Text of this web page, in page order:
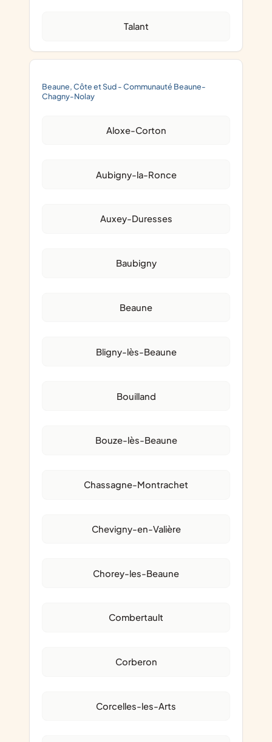
Talant
Beaune, Côte et Sud - Communauté Beaune-
Chagny-Nolay
Aloxe-Corton
Aubigny-la-Ronce
Auxey-Duresses
Baubigny
Beaune
Bligny-lès-Beaune
Bouilland
Bouze-lès-Beaune
Chassagne-Montrachet
Chevigny-en-Valière
Chorey-les-Beaune
Combertault
Corberon
Corcelles-les-Arts